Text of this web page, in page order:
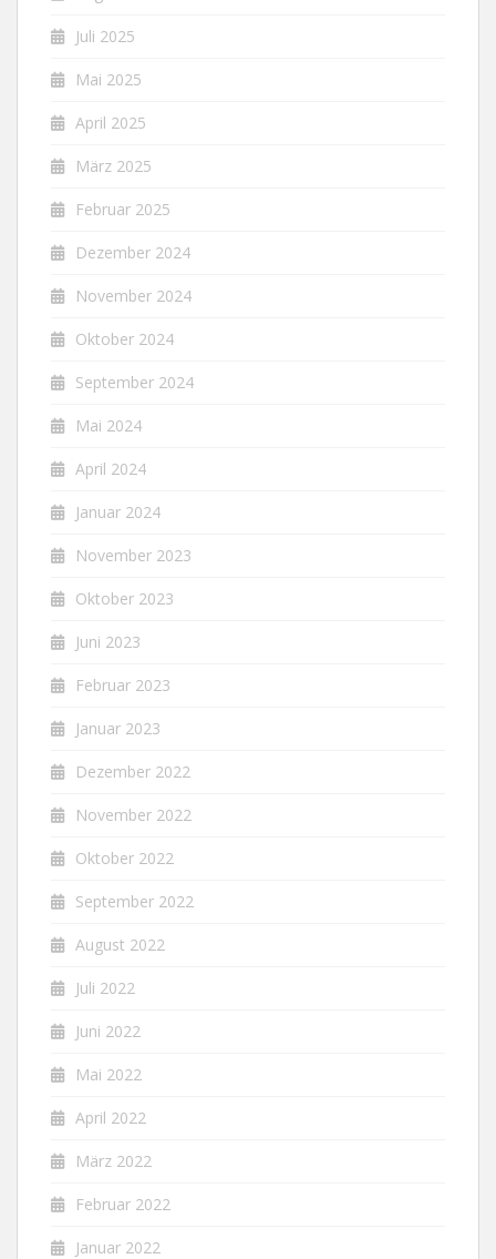
Juli 2025
Mai 2025
April 2025
März 2025
Februar 2025
Dezember 2024
November 2024
Oktober 2024
September 2024
Mai 2024
April 2024
Januar 2024
November 2023
Oktober 2023
Juni 2023
Februar 2023
Januar 2023
Dezember 2022
November 2022
Oktober 2022
September 2022
August 2022
Juli 2022
Juni 2022
Mai 2022
April 2022
März 2022
Februar 2022
Januar 2022